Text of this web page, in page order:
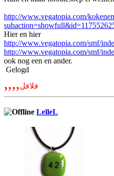
http://www.vegatopia.com/
Hier en hier
http://www.vegatopia.com/smf/
http://www.vegatopia.com/smf/
ook nog een en ander.
Gelogd
,,,,فلافل
LelleL